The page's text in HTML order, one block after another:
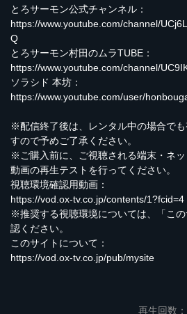
とろサーモン公式チャンネル：
https://www.youtube.com/channel/
Q
とろサーモン村田のムラTUBE：
https://www.youtube.com/channel/
ソラシド 本坊：
https://www.youtube.com/user/
※配信終了後は、レンタル中の場合で
すので予めご了承ください。
※ご購入前に、ご視聴される端末・ネ
動画の再生テストを行ってください。
視聴環境確認用動画：
https://vod.ox-tv.co.jp/contents/1?fcid=4
※推奨する視聴環境については、「こ
認ください。
このサイトについて：
https://vod.ox-tv.co.jp/pub/mysite
再生回数：